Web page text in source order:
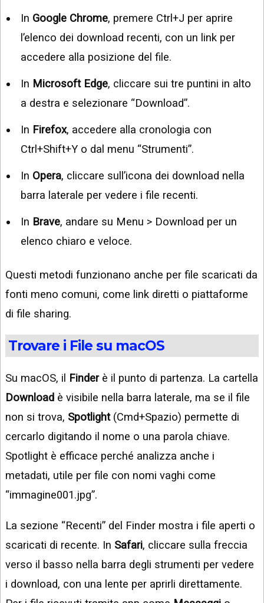
In Google Chrome, premere Ctrl+J per aprire
l’elenco dei download recenti, con un link per
accedere alla posizione del file.
In Microsoft Edge, cliccare sui tre puntini in alto
a destra e selezionare “Download”.
In Firefox, accedere alla cronologia con
Ctrl+Shift+Y o dal menu “Strumenti”.
In Opera, cliccare sull’icona dei download nella
barra laterale per vedere i file recenti.
In Brave, andare su Menu > Download per un
elenco chiaro e veloce.
Questi metodi funzionano anche per file scaricati da
fonti meno comuni, come link diretti o piattaforme
di file sharing.
Trovare i File su macOS
Su macOS, il Finderè il punto di partenza. La cartella
Download è visibile nella barra laterale, ma se il file
non si trova, Spotlight(Cmd+Spazio) permette di
cercarlo digitando il nome o una parola chiave.
Spotlight è efficace perché analizza anche i
metadati, utile per file con nomi vaghi come
“immagine001.jpg”.
La sezione “Recenti” del Finder mostra i file aperti o
scaricati di recente. In Safari, cliccare sulla freccia
verso il basso nella barra degli strumenti per vedere
i download, con una lente per aprirli direttamente.